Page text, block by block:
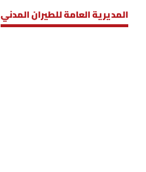
المديرية العامة للطيران المدني